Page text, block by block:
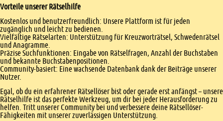
Vorteile unserer Rätselhilfe
Kostenlos und benutzerfreundlich: Unsere Plattform ist für jeden
zugänglich und leicht zu bedienen.
Vielfältige Rätselarten: Unterstützung für Kreuzworträtsel, Schwedenrätsel
und Anagramme.
Präzise Suchfunktionen: Eingabe von Rätselfragen, Anzahl der Buchstaben
und bekannte Buchstabenpositionen.
Community-basiert: Eine wachsende Datenbank dank der Beiträge unserer
Nutzer.
Egal, ob du ein erfahrener Rätsellöser bist oder gerade erst anfängst – unsere
Rätselhilfe ist das perfekte Werkzeug, um dir bei jeder Herausforderung zu
helfen. Tritt unserer Community bei und verbessere deine Rätsellöser-
Fähigkeiten mit unserer zuverlässigen Unterstützung.